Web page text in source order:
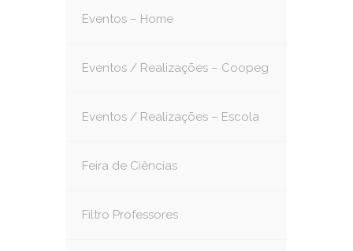
Eventos – Home
Eventos / Realizações – Coopeg
Eventos / Realizações – Escola
Feira de Ciências
Filtro Professores